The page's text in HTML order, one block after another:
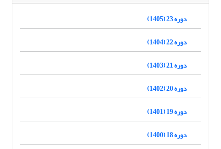
دوره 23 (1405)
دوره 22 (1404)
دوره 21 (1403)
دوره 20 (1402)
دوره 19 (1401)
دوره 18 (1400)